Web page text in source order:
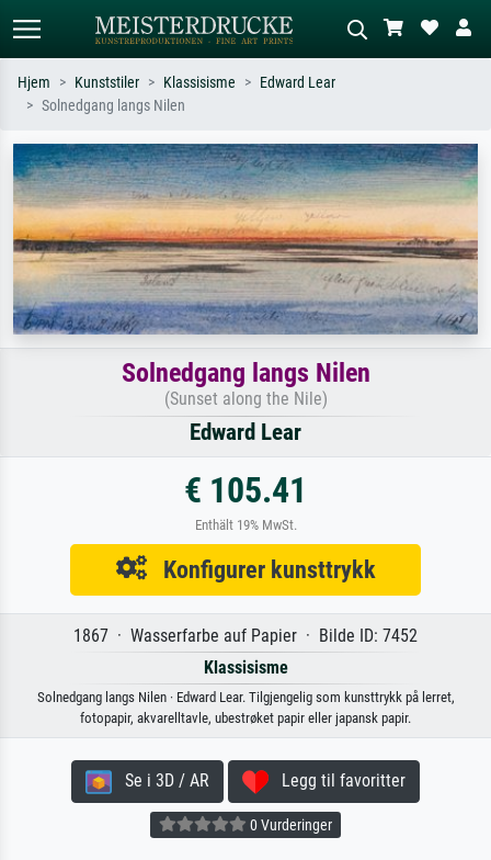
Søk etter kunstner, tittel eller stil – for
eksempel Monet, Stjernenatt,
impresjonisme, Hokusai-bølgen, akt.
Beskriv scenen – for eksempel grønn
eng, abstrakt med mye rødt, mørkt
oljemaleri, stående akt ved et tre.
Hjem Kunststiler Klassisisme
Edward Lear
Solnedgang langs Nilen
Solnedgang langs Nilen
(Sunset along the Nile)
Edward Lear
€ 105.41
Enthält 19% MwSt.
Konfigurer kunsttrykk
1867 · Wasserfarbe auf Papier · Bilde ID: 7452
Klassisisme
Solnedgang langs Nilen · Edward Lear. Tilgjengelig som kunsttrykk på lerret,
fotopapir, akvarelltavle, ubestrøket papir eller japansk papir.
Se i 3D / AR Legg til favoritter
0 Vurderinger